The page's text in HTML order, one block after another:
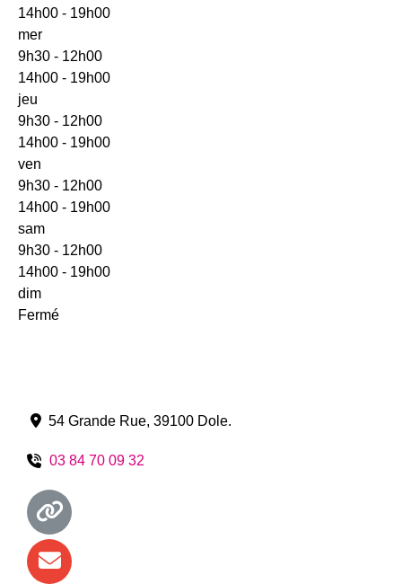
14h00 - 19h00
mer
9h30 - 12h00
14h00 - 19h00
jeu
9h30 - 12h00
14h00 - 19h00
ven
9h30 - 12h00
14h00 - 19h00
sam
9h30 - 12h00
14h00 - 19h00
dim
Fermé
54 Grande Rue, 39100 Dole.
03 84 70 09 32